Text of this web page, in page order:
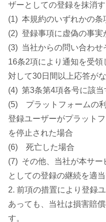
ザーとしての登録を抹消
(1) 本規約のいずれかの条
(2) 登録事項に虚偽の事実
(3) 当社からの問い合わせ
16条2項により通知を受
対して30日間以上応答が
(4) 第3条第4項各号に該当
(5) プラットフォームの利
登録ユーザーがプラット
を停止された場合
(6) 死亡した場合
(7) その他、当社が本サー
としての登録の継続を適
2. 前項の措置により登録
あっても、当社は損害賠
す。